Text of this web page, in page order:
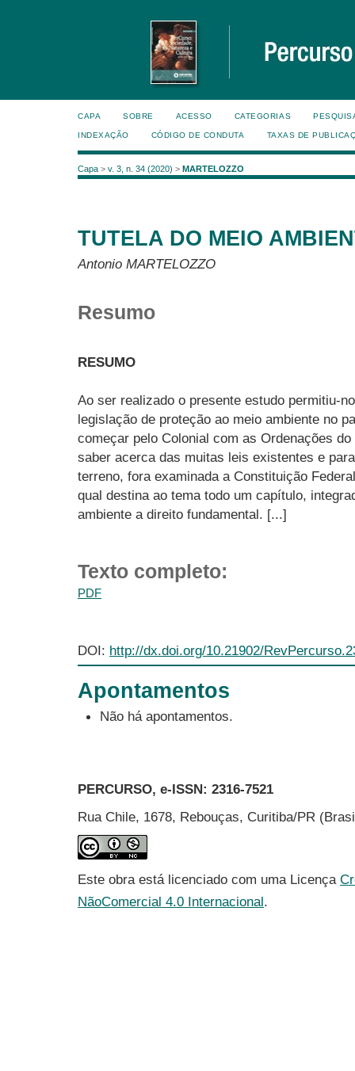
CAPA SOBRE ACESSO CATEGORIAS
INDEXAÇÃO CÓDIGO DE CONDUTA TAXAS DE
Capa > v. 3, n. 34 (2020) > MARTELOZZO
TUTELA DO MEIO
Antonio MARTELOZZO
Resumo
RESUMO
Ao ser realizado o presente estudo permitiu-
legislação de proteção ao meio ambiente no
começar pelo Colonial com as Ordenações
saber acerca das muitas leis existentes e
terreno, fora examinada a Constituição
qual destina ao tema todo um capítulo,
ambiente a direito fundamental. [...]
Texto completo:
PDF
DOI: http://dx.doi.org/10.21902/
Apontamentos
Não há apontamentos.
PERCURSO, e-ISSN: 2316-7521
Rua Chile, 1678, Rebouças, Curitiba/PR
Este obra está licenciado com uma Licença
NãoComercial 4.0 Internacional.